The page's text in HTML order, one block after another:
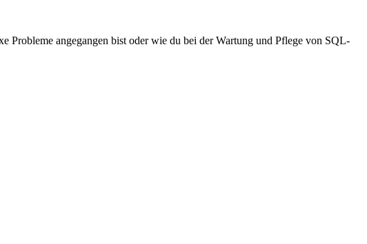
Probleme angegangen bist oder wie du bei der Wartung und Pflege von SQL-